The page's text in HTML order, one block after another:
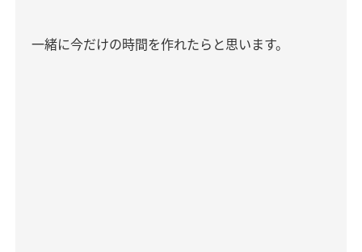
一緒に今だけの時間を作れたらと思います。